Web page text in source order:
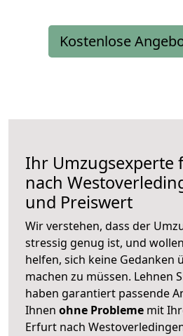
Kostenlose
Ihr Umzugsexperte
nach
und Preiswert
Wir verstehen, dass der
stressig genug ist, und
helfen, sich keine Gedanken
machen zu müssen. Lehnen
haben garantiert passende
Ihnen ohne Probleme mit
Erfurt nach